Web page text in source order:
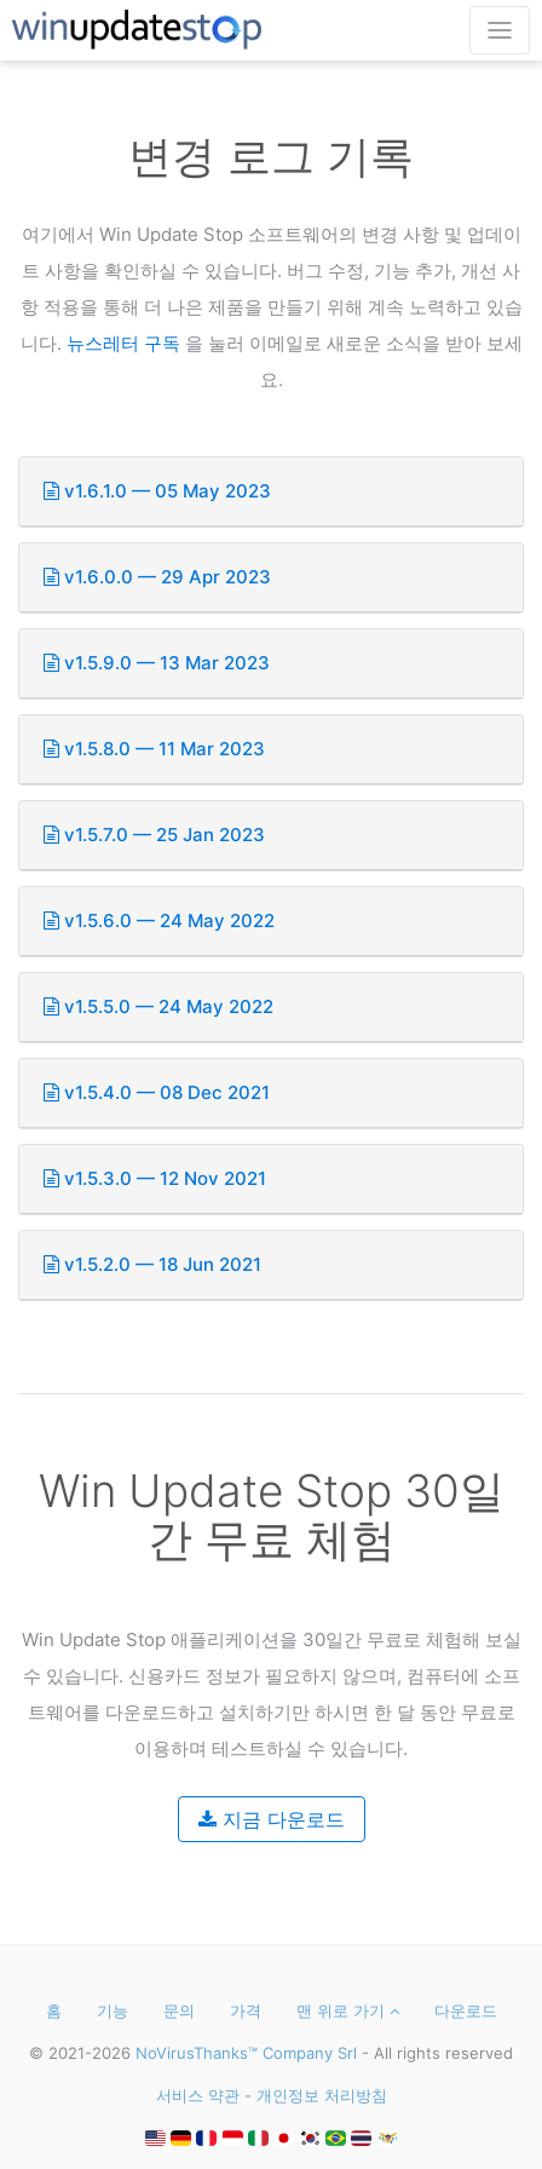
변경 로그 기록
여기에서 Win Update Stop 소프트웨어의 변경 사항 및 업데이
트 사항을 확인하실 수 있습니다. 버그 수정, 기능 추가, 개선 사
항 적용을 통해 더 나은 제품을 만들기 위해 계속 노력하고 있습
니다. 뉴스레터 구독 을 눌러 이메일로 새로운 소식을 받아 보세
요.
v1.6.1.0 — 05 May 2023
v1.6.0.0 — 29 Apr 2023
v1.5.9.0 — 13 Mar 2023
v1.5.8.0 — 11 Mar 2023
v1.5.7.0 — 25 Jan 2023
v1.5.6.0 — 24 May 2022
v1.5.5.0 — 24 May 2022
v1.5.4.0 — 08 Dec 2021
v1.5.3.0 — 12 Nov 2021
v1.5.2.0 — 18 Jun 2021
Win Update Stop 30일
간 무료 체험
Win Update Stop 애플리케이션을 30일간 무료로 체험해 보실
수 있습니다. 신용카드 정보가 필요하지 않으며, 컴퓨터에 소프
트웨어를 다운로드하고 설치하기만 하시면 한 달 동안 무료로
이용하며 테스트하실 수 있습니다.
지금 다운로드
홈 기능 문의 가격 맨 위로 가기 다운로드
© 2021-2026 NoVirusThanks™ Company Srl - All rights reserved
서비스 약관- 개인정보 처리방침